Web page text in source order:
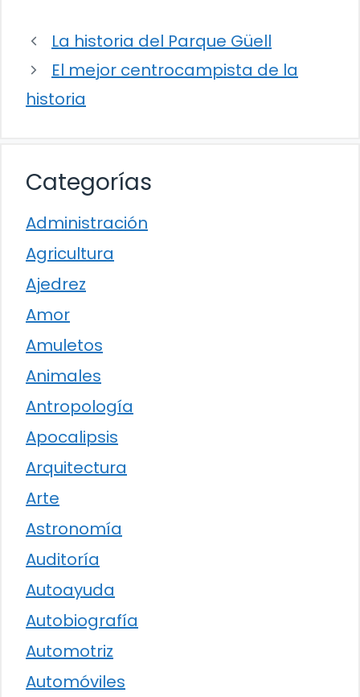
La historia del Parque Güell
El mejor centrocampista de la
historia
Categorías
Administración
Agricultura
Ajedrez
Amor
Amuletos
Animales
Antropología
Apocalipsis
Arquitectura
Arte
Astronomía
Auditoría
Autoayuda
Autobiografía
Automotriz
Automóviles